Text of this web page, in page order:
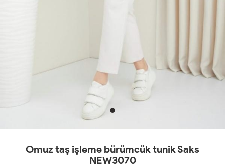
Omuz taş işleme bürümcük tunik Saks
NEW3070